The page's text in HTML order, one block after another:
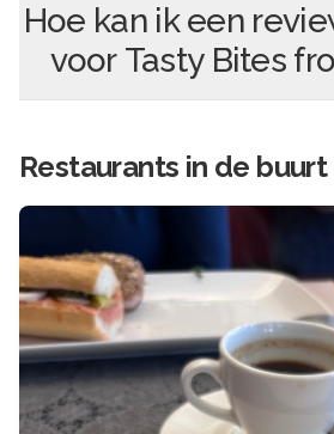
Hoe kan ik een
voor Tasty Bites
Restaurants in de buurt